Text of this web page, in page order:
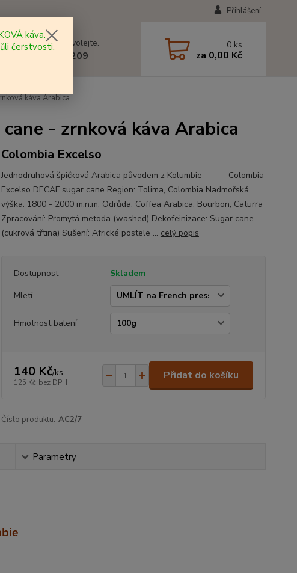
Přihlášení
Nevíte si rady? Zavolejte.
+420 602 577 209
0 ks
za 0,00 Kč
káva Arabica
- zrnková káva Arabica
Colombia Excelso
Jednodruhová špičková Arabica původem z Kolumbie Colombia
Excelso DECAF sugar cane Region: Tolima, Colombia Nadmořská
výška: 1800 - 2000 m.n.m. Odrůda: Coffea Arabica, Bourbon, Caturra
Zpracování: Promytá metoda (washed) Dekofeinizace: Sugar cane
(cukrová třtina) Sušení: Africké postele ... celý popis
Dostupnost
Skladem
Mletí
Hmotnost balení
140 Kč/ks
125 Kč bez DPH
Přidat do košíku
Číslo produktu: AC2/7
Parametry
káva.
čerstvosti.